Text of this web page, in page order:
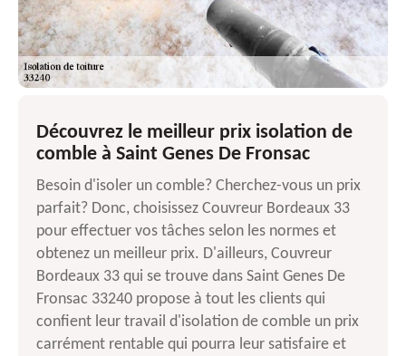
Découvrez le meilleur prix isolation de
comble à Saint Genes De Fronsac
Besoin d'isoler un comble? Cherchez-vous un prix
parfait? Donc, choisissez Couvreur Bordeaux 33
pour effectuer vos tâches selon les normes et
obtenez un meilleur prix. D'ailleurs, Couvreur
Bordeaux 33 qui se trouve dans Saint Genes De
Fronsac 33240 propose à tout les clients qui
confient leur travail d'isolation de comble un prix
carrément rentable qui pourra leur satisfaire et